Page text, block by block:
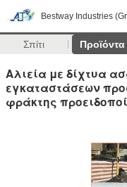
Bestway Industries
Σπίτι Προϊόντα
Αλιεία με δίχτυα
εγκαταστάσεων
φράκτης